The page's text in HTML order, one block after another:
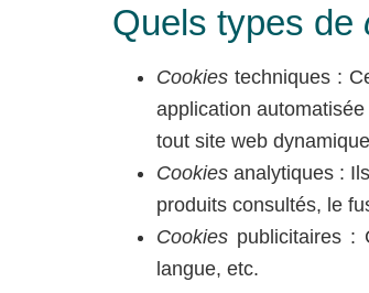
Quels types de
Cookiestechniques :
application
tout site web
Cookies analytiques :
produits consultés, le
Cookies publicitaires :
langue, etc.